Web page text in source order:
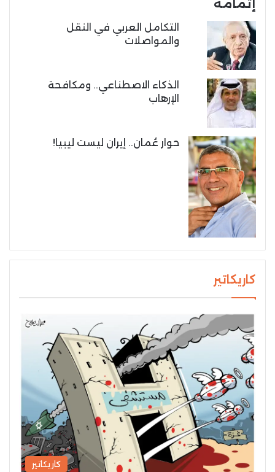
إتمامه
التكامل العربي في النقل
والمواصلات
الذكاء الاصطناعي.. ومكافحة
الإرهاب
حوار عُمان.. إيران ليست ليبيا!
كاريكاتير
كاريكاتير